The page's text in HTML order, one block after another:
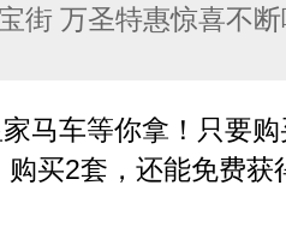
街 万圣特惠惊喜不
马车等你拿！只要
买2套，还能免费获